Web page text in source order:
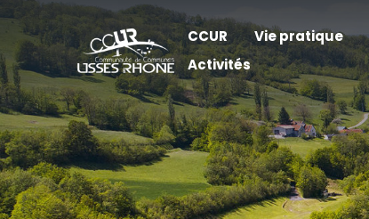
CCUR Vie pratique
Activités